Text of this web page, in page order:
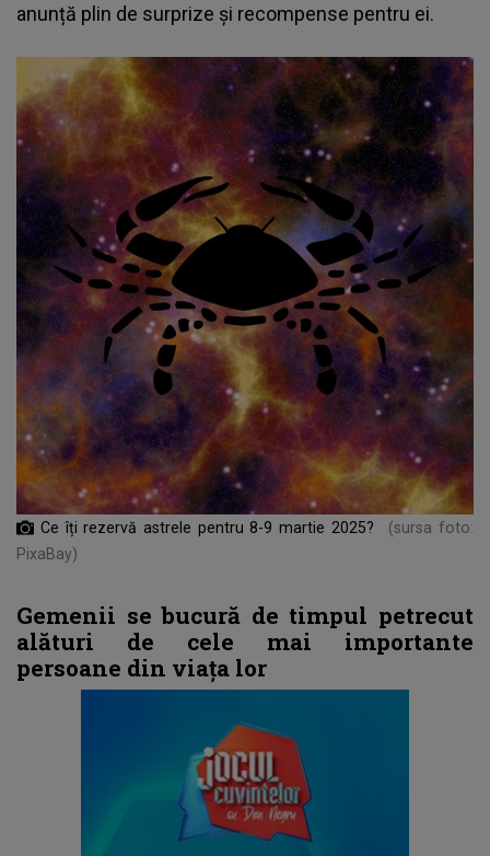
anunță plin de surprize și recompense pentru ei.
Ce îți rezervă astrele pentru 8-9 martie 2025?
(sursa foto:
PixaBay)
Gemenii se bucură de timpul petrecut
alături de cele mai importante
persoane din viața lor